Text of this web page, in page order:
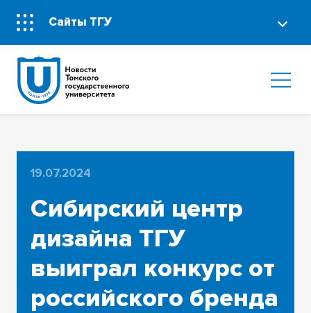
Сайты ТГУ
19.07.2024
Сибирский центр
дизайна ТГУ
выиграл конкурс от
российского бренда